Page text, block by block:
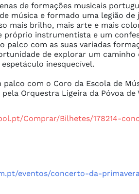
de formações musicais
música e formado uma legião de
mais brilho, mais arte e mais
próprio instrumentista e um
palco com as suas variadas
de explorar um caminho
inesquecível.
palco com o Coro da Escola de
Orquestra Ligeira da Póvoa de
Comprar/Bilhetes/178214-
eventos/concerto-da-